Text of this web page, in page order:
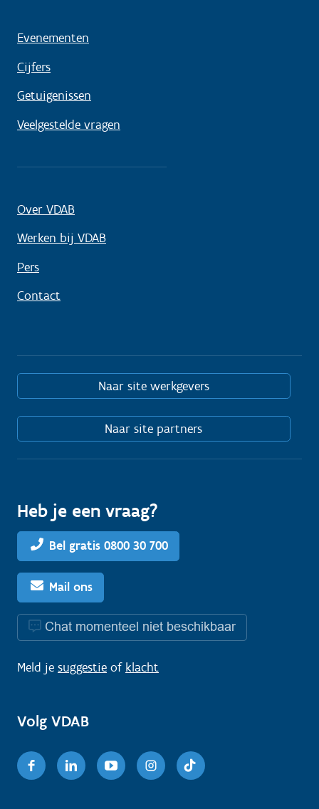
Evenementen
Cijfers
Getuigenissen
Veelgestelde vragen
Over VDAB
Werken bij VDAB
Pers
Contact
Naar site werkgevers
Naar site partners
Heb je een vraag?
Bel gratis 0800 30 700
Mail ons
Chat momenteel niet beschikbaar
Meld je suggestie of klacht
Volg VDAB
FacebookLinkedinYoutubeInstagram